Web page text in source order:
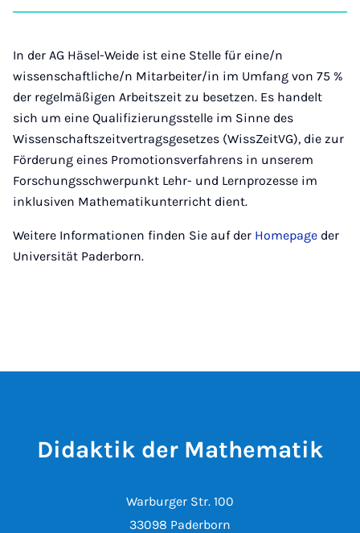
auf auf auf auf über
In der AG Häsel-Weide ist eine Stelle für eine/n
wissenschaftliche/n Mitarbeiter/in im Umfang von 75 %
der regelmäßigen Arbeitszeit zu besetzen. Es handelt
sich um eine Qualifizierungsstelle im Sinne des
Wissenschaftszeitvertragsgesetzes (WissZeitVG), die zur
Förderung eines Promotionsverfahrens in unserem
Forschungsschwerpunkt Lehr- und Lernprozesse im
inklusiven Mathematikunterricht dient.
Weitere Informationen finden Sie auf der Homepage der
Universität Paderborn.
Didaktik der Mathematik
Warburger Str. 100
33098 Paderborn